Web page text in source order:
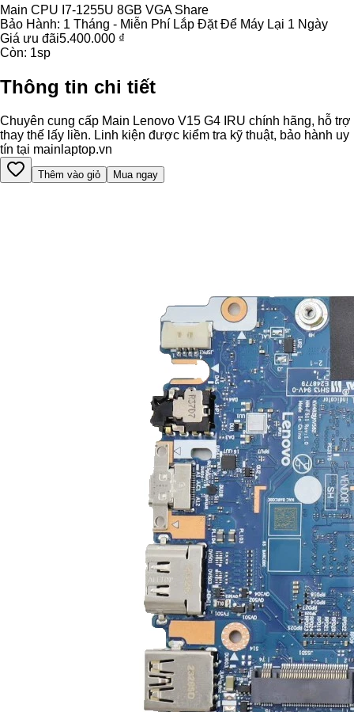
Main CPU I7-1255U 8GB VGA Share
Bảo Hành: 1 Tháng - Miễn Phí Lắp Đặt Để Máy Lại 1 Ngày
Giá ưu đãi5.400.000 ₫
Còn: 1sp
Thông tin chi tiết
Chuyên cung cấp Main Lenovo V15 G4 IRU chính hãng, hỗ trợ
thay thế lấy liền. Linh kiện được kiểm tra kỹ thuật, bảo hành uy
tín tại mainlaptop.vn
Thêm vào giỏ Mua ngay